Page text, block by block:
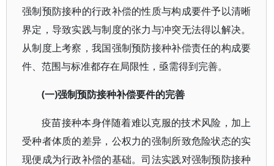
强制预防接种的行政补偿的性质与构成要件予以清晰
界定，导致实践与制度的张力与冲突无法得以解决。
从制度上考察，我国强制预防接种补偿责任的构成要
件、范围与标准都存在局限性，亟需得到完善。
(一)强制预防接种补偿要件的完善
疫苗接种本身伴随着难以克服的技术风险，加上
受种者体质的差异，公权力的强制所致危险状态的实
现便成为行政补偿的基础。司法实践对强制预防接种